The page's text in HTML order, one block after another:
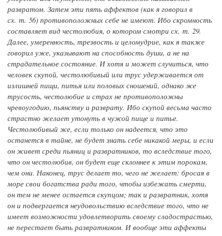
развратом. Затем эти пять аффектов (как я говорил в
сх. т. 56) противоположных себе не имеют. Ибо скромность
составляет вид честолюбия, о котором смотри сх. т. 29.
Далее, умеренность, трезвость и целомудрие, как я также
говорил уже, указывают на способность души, а не на
страдательное состояние. И хотя и может случиться, что
человек скупой, честолюбивый или трус удерживается от
излишней пищи, питья или половых сношений, однако же
трусость, честолюбие и страх не противоположны
чревоугодию, пьянству и разврату. Ибо скупой весьма часто
страстно желает утонуть в чужой пище и питье.
Честолюбивый же, если только он надеется, что это
останется в тайне, не будет знать себе никакой меры, и если
он живет среди пьяниц и развратников, то вследствие того,
что он честолюбив, он будет еще склоннее к этим порокам,
чем они. Наконец, трус делает то, чего не желает: бросая в
море свои богатства ради того, чтобы избежать смерти,
он тем не менее остается скупцом; так и развратник, хотя
он и подвергается неудовольствию вследствие того, что не
имеет возможности удовлетворить своему сладострастью,
не перестает быть развратником. И вообще эти аффекты